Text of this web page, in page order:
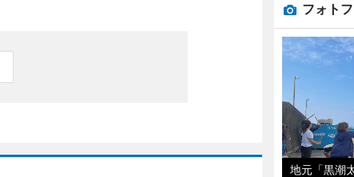
フォト
地元「黒潮